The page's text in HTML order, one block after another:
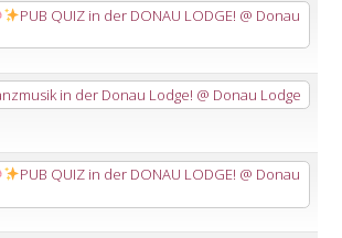
PUB QUIZ in der DONAU LODGE! @ Donau
in der Donau Lodge! @ Donau Lodge
PUB QUIZ in der DONAU LODGE! @ Donau